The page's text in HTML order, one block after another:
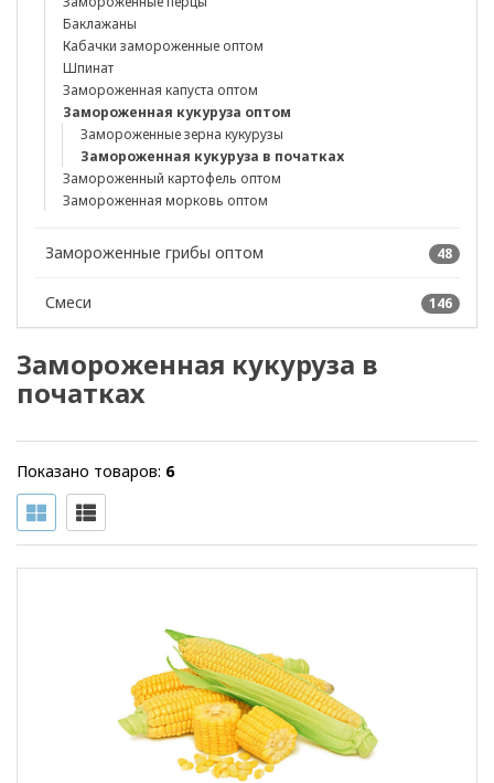
Баклажаны
Кабачки замороженные оптом
Шпинат
Замороженная капуста оптом
Замороженная кукуруза оптом
Замороженные зерна кукурузы
Замороженная кукуруза в початках
Замороженный картофель оптом
Замороженная морковь оптом
Замороженные грибы оптом 48
Смеси 146
Замороженная кукуруза в
початках
Показано товаров: 6